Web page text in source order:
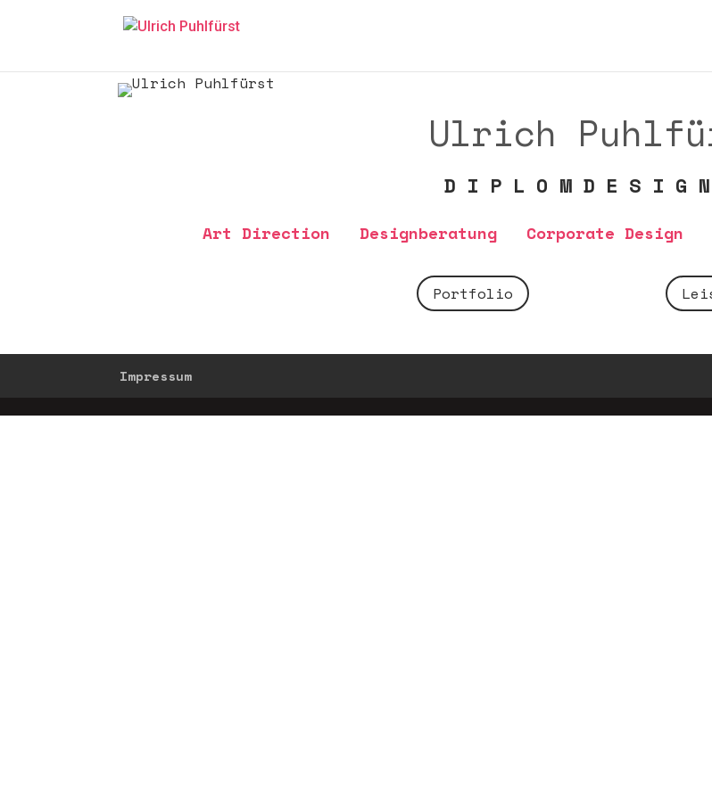
Ulrich
D I P L O M D E S I G
Art Direction Designberatung Corporate
Portfolio
Impressum